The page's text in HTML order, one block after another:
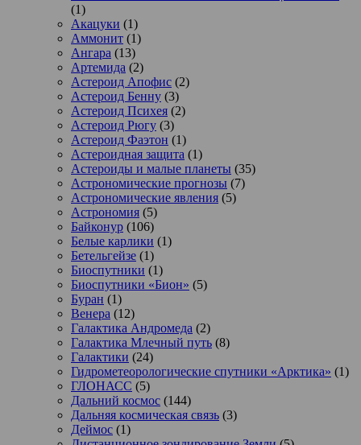
(1)
Акацуки (1)
Аммонит (1)
Ангара (13)
Артемида (2)
Астероид Апофис (2)
Астероид Бенну (3)
Астероид Психея (2)
Астероид Рюгу (3)
Астероид Фаэтон (1)
Астероидная защита (1)
Астероиды и малые планеты (35)
Астрономические прогнозы (7)
Астрономические явления (5)
Астрономия (5)
Байконур (106)
Белые карлики (1)
Бетельгейзе (1)
Биоспутники (1)
Биоспутники «Бион» (5)
Буран (1)
Венера (12)
Галактика Андромеда (2)
Галактика Млечный путь (8)
Галактики (24)
Гидрометеорологические спутники «Арктика» (1)
ГЛОНАСС (5)
Дальний космос (144)
Дальняя космическая связь (3)
Деймос (1)